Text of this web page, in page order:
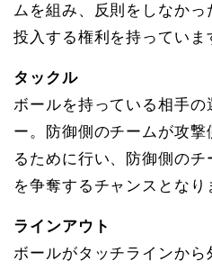
ムを組み、反則をしなか
投入する権利を持っていま
タックル
ボールを持っている相手
ー。防御側のチームが攻
るために行い、防御側の
を争奪するチャンスとなり
ラインアウト
ボールがタッチラインか